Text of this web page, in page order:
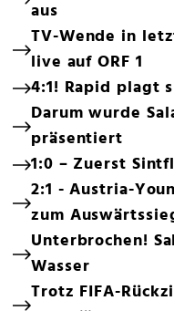
aus
TV-Wende in
live auf ORF 1
4:1! Rapid plagt
Darum wurde
präsentiert
1:0 – Zuerst
2:1 - Austria-
zum
Unterbrochen!
Wasser
Trotz FIFA-